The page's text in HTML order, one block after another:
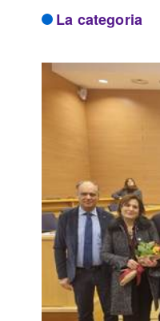
La categoria